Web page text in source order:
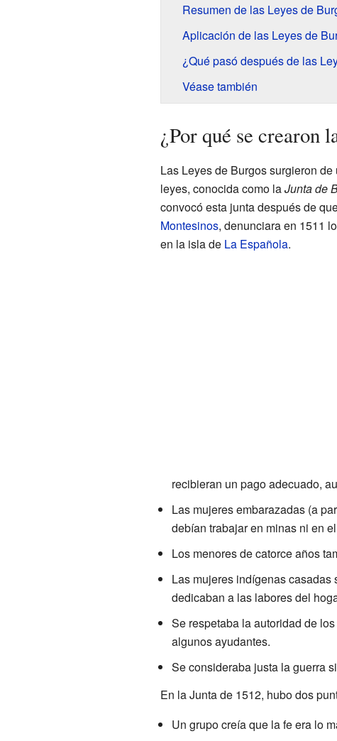
Resumen de las Leyes de
Aplicación de las Leyes de
¿Qué pasó después de las
Véase también
¿Por qué se crearon
Las Leyes de Burgos surgieron
leyes, conocida como laJunta de
convocó esta junta después de
Montesinos, denunciara en 1511
en la isla de La Española.
recibieran un pago adecuado,
Las mujeres embarazadas (a
debían trabajar en minas ni en
Los menores de catorce años
Las mujeres indígenas
dedicaban a las labores del
Se respetaba la autoridad de los
algunos ayudantes.
Se consideraba justa la guerra
En la Junta de 1512, hubo dos
Un grupo creía que la fe era lo